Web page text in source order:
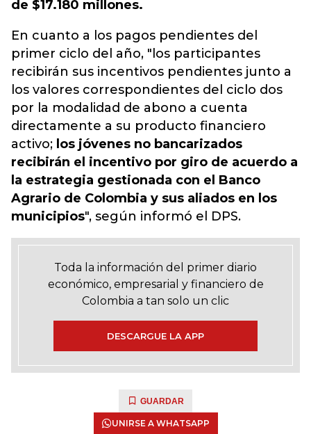
de $17.180 millones.
En cuanto a los pagos pendientes del
primer ciclo del año, "los participantes
recibirán sus incentivos pendientes junto a
los valores correspondientes del ciclo dos
por la modalidad de abono a cuenta
directamente a su producto financiero
activo; los jóvenes no bancarizados
recibirán el incentivo por giro de acuerdo a
la estrategia gestionada con el Banco
Agrario de Colombia y sus aliados en los
municipios", según informó el DPS.
Toda la información del primer diario
económico, empresarial y financiero de
Colombia a tan solo un clic
DESCARGUE LA APP
GUARDAR
UNIRSE A WHATSAPP